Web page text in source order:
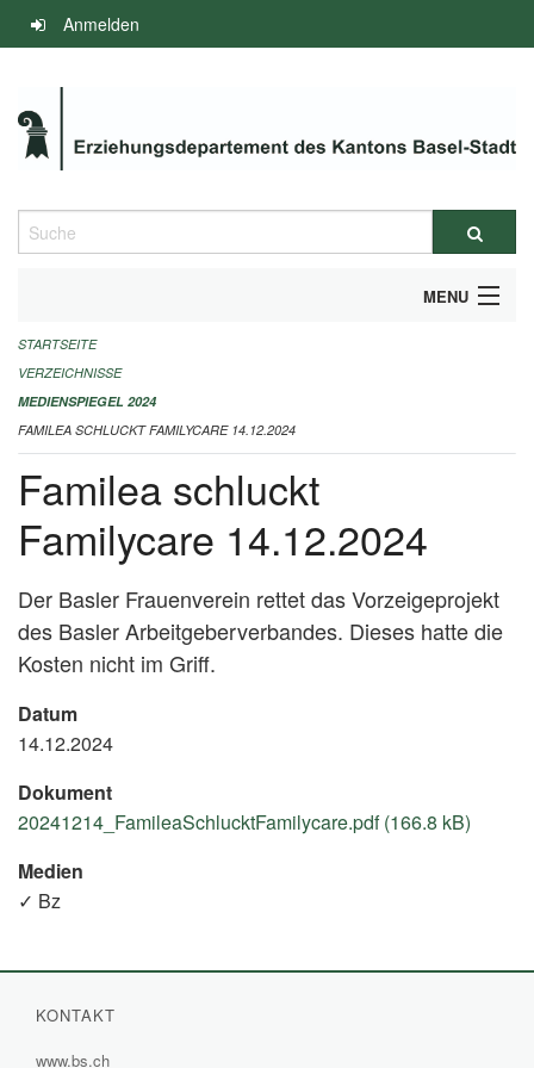
Navigation
überspringen
Anmelden
Suche
MENU
INFOS ZUM ED-MEDIENSPIEGEL
IMPRESSUM
STARTSEITE
VERZEICHNISSE
MEDIENSPIEGEL 2024
FAMILEA SCHLUCKT FAMILYCARE 14.12.2024
Familea schluckt
Familycare 14.12.2024
Der Basler Frauenverein rettet das Vorzeigeprojekt
des Basler Arbeitgeberverbandes. Dieses hatte die
Kosten nicht im Griff.
Datum
14.12.2024
Dokument
20241214_FamileaSchlucktFamilycare.pdf (166.8 kB)
Medien
✓ Bz
KONTAKT
www.bs.ch